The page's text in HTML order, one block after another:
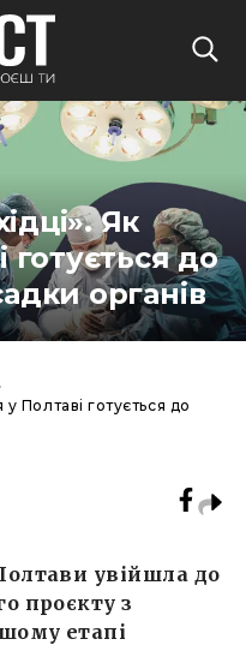
Як
готується до
органів
Полтаві готується до
увійшла до
проєкту з
етапі